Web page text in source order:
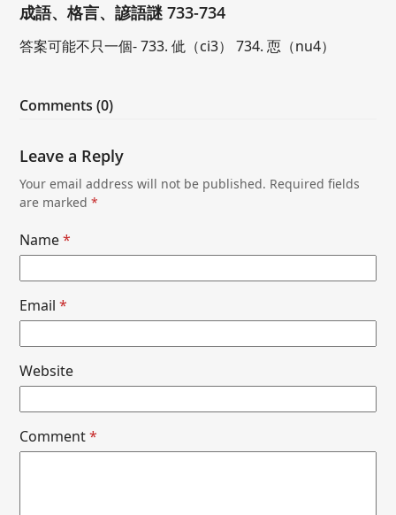
成語、格言、諺語謎 733-734
答案可能不只一個- 733. 佌（ci3） 734. 恧（nu4）
Comments (0)
Leave a Reply
Your email address will not be published. Required fields
are marked*
Name*
Email*
Website
Comment*